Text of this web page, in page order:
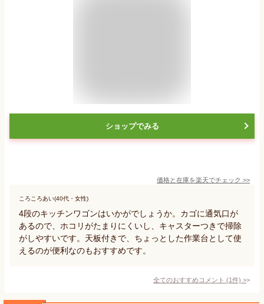
ショップでみる
価格と在庫を楽天でチェック >>
ころころあい(40代・女性)
4段のキッチンワゴンはいかがでしょうか。カゴに通気口が
あるので、ホコリがたまりにくいし、キャスターつきで掃除
がしやすいです。天板付きで、ちょっとした作業台として使
えるのが便利なのもおすすめです。
全てのおすすめコメント (1件) >